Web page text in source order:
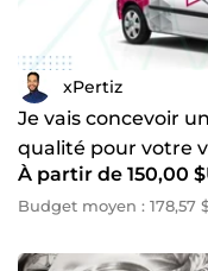
xPertiz
Je vais concevoir
qualité pour votre
À partir de 150,00
Budget moyen : 178,57